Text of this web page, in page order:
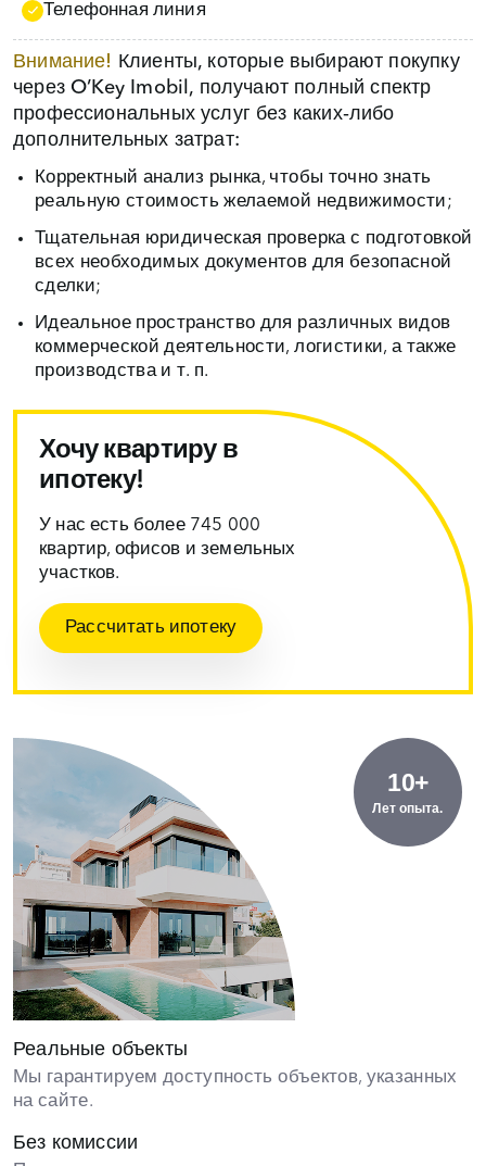
Телефонная линия
Внимание!
Клиенты, которые выбирают покупку
через O’Key Imobil, получают полный спектр
профессиональных услуг без каких‑либо
дополнительных затрат:
Корректный анализ рынка, чтобы точно знать
реальную стоимость желаемой недвижимости;
Тщательная юридическая проверка с подготовкой
всех необходимых документов для безопасной
сделки;
Идеальное пространство для различных видов
коммерческой деятельности, логистики, а также
производства и т. п.
Хочу квартиру в
ипотеку!
У нас есть более 745 000
квартир, офисов и земельных
участков.
Рассчитать ипотеку
10+
Лет опыта.
Реальные объекты
Мы гарантируем доступность объектов, указанных
на сайте.
Без комиссии